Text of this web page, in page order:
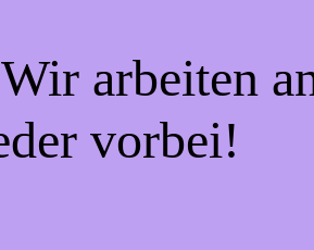
arbeiten
vorbei!